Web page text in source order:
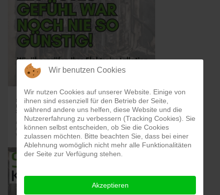
Wir benutzen Cookies
Wir nutzen Cookies auf unserer Website. Einige von
ihnen sind essenziell für den Betrieb der Seite,
während andere uns helfen, diese Website und die
Nutzererfahrung zu verbessern (Tracking Cookies). Sie
können selbst entscheiden, ob Sie die Cookies
zulassen möchten. Bitte beachten Sie, dass bei einer
Ablehnung womöglich nicht mehr alle Funktionalitäten
der Seite zur Verfügung stehen.
Akzeptieren